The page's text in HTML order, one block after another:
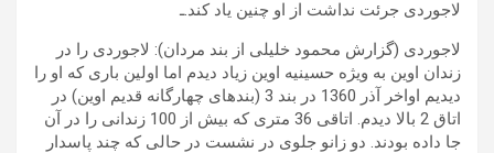
لاجوردی جرئت نداشت از او چنین یاد کند.ـ
لاجوردی (گزارش محمود خلیلی از بند مردان): لاجوردی را در
زندان اوین به ویژه حسینیه اوین زیاد دیدم اما اولین باری که او را
دیدیم اواخر آذر 1360 در بند 3 (بندهای چهارگانه قدیم اوین) در
اتاق 2 بالا دیدم. اتاقی 36 متری که بیش از 100 زندانی را در آن
جا داده بودند. دو زانو جلوی در نشست در حالی که چند پاسدار